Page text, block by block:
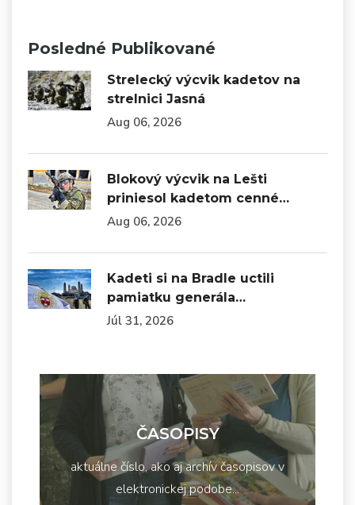
Posledné Publikované
Strelecký výcvik kadetov na
strelnici Jasná
Aug 06, 2026
Blokový výcvik na Lešti
priniesol kadetom cenné…
Aug 06, 2026
Kadeti si na Bradle uctili
pamiatku generála…
Júl 31, 2026
ČASOPISY
aktuálne číslo, ako aj archív časopisov v
elektronickej podobe...